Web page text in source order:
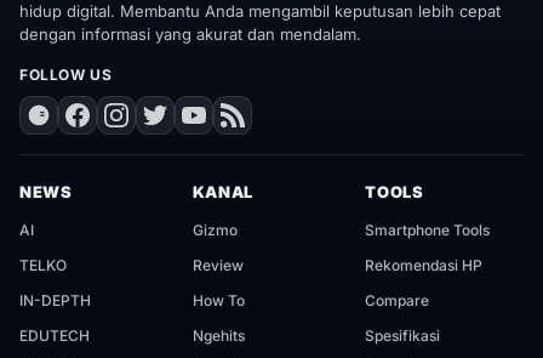
hidup digital. Membantu Anda mengambil keputusan lebih cepat
dengan informasi yang akurat dan mendalam.
FOLLOW US
NEWS
AI
TELKO
IN-DEPTH
EDUTECH
KANAL
Gizmo
Review
How To
Ngehits
TOOLS
Smartphone Tools
Rekomendasi HP
Compare
Spesifikasi